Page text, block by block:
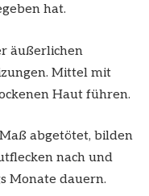
hat.
äußerlichen
Mittel mit
Haut führen.
abgetötet, bilden
nach und
Monate dauern.